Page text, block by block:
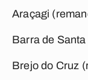
Araçagi
Barra de
Brejo do Cruz